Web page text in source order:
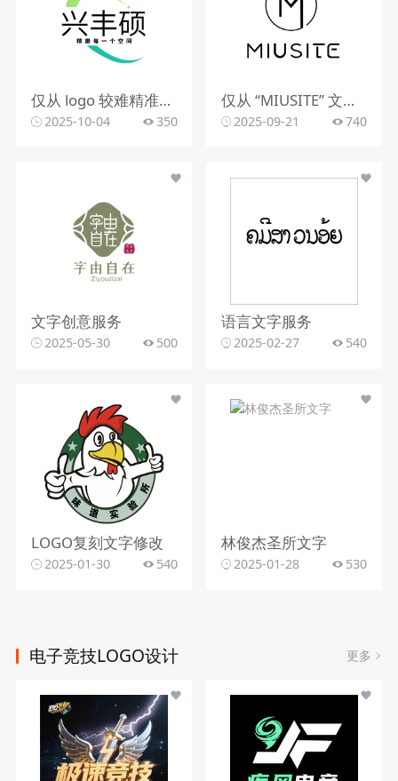
仅从 logo 较难精准判断行业。该 logo 含动感图形，文字有 “精雕每一个空间”，可能与室内装修、空间设计、建筑装饰等行业相关，但因信息有限，无法确切判定所属行业。
2025-10-04 350
仅从 “MIUSITE” 文字和字母 “M” 的图形标识，难以精准判断行业。
2025-09-21 740
文字创意服务
2025-05-30 500
语言文字服务
2025-02-27 540
LOGO复刻文字修改
2025-01-30 540
林俊杰圣所文字
2025-01-28 530
电子竞技LOGO设计 更多